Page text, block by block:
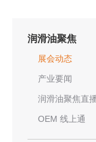
润滑油聚焦
展会动态
产业要闻
润滑油聚焦直
OEM 线上通